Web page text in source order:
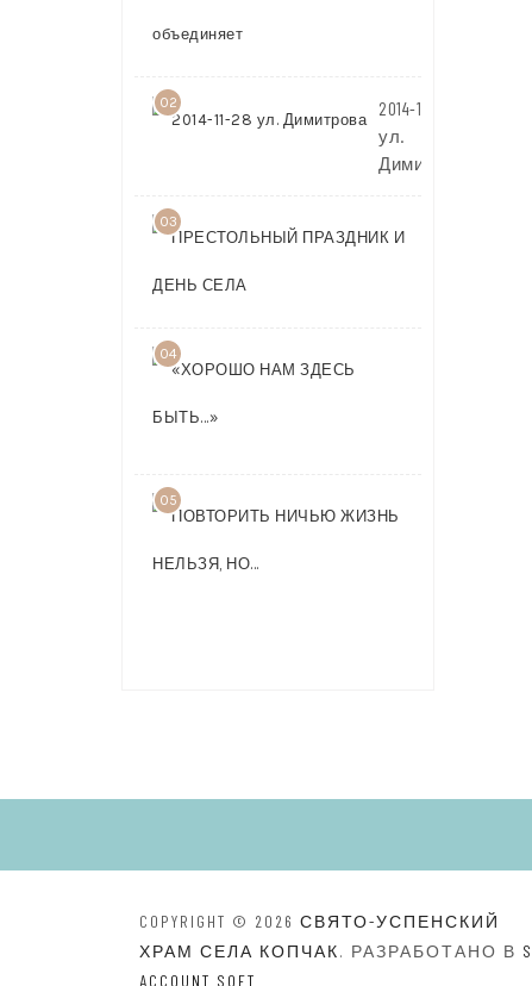
02
2014-11-28
ул.
Димитрова
03
04
05
COPYRIGHT © 2026 СВЯТО-УСПЕНСКИЙ
ХРАМ СЕЛА КОПЧАК. РАЗРАБОТАНО В
ACCOUNT SOFT